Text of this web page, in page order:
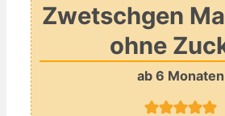
Zwetschgen
ohne
ab 6 Monaten